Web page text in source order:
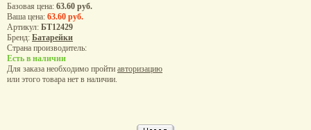
Базовая цена: 63.60 руб.
Ваша цена: 63.60 руб.
Артикул: БТ12429
Бренд: Батарейки
Страна производитель:
Есть в наличии
Для заказа необходимо пройти авторизацию
или этого товара нет в наличии.